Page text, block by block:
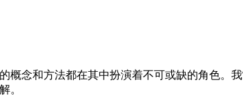
的概念和方法都在其中扮演着不可或缺的角色。
。